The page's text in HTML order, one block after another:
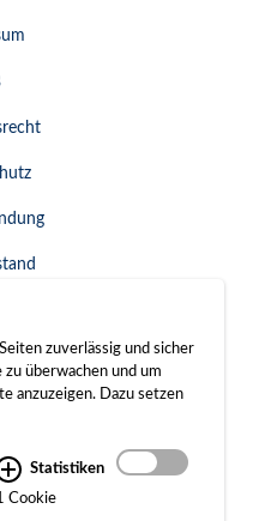
zuverlässig und sicher
überwachen und um
anzuzeigen. Dazu setzen
Statistiken
Cookie